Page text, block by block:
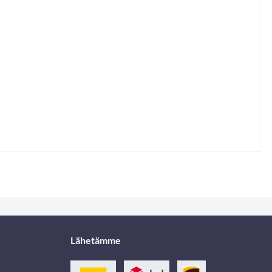
Lähetämme